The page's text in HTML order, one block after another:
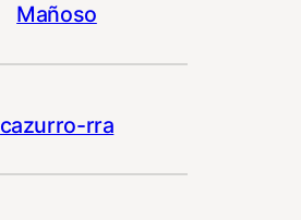
Mañoso
cazurro-rra